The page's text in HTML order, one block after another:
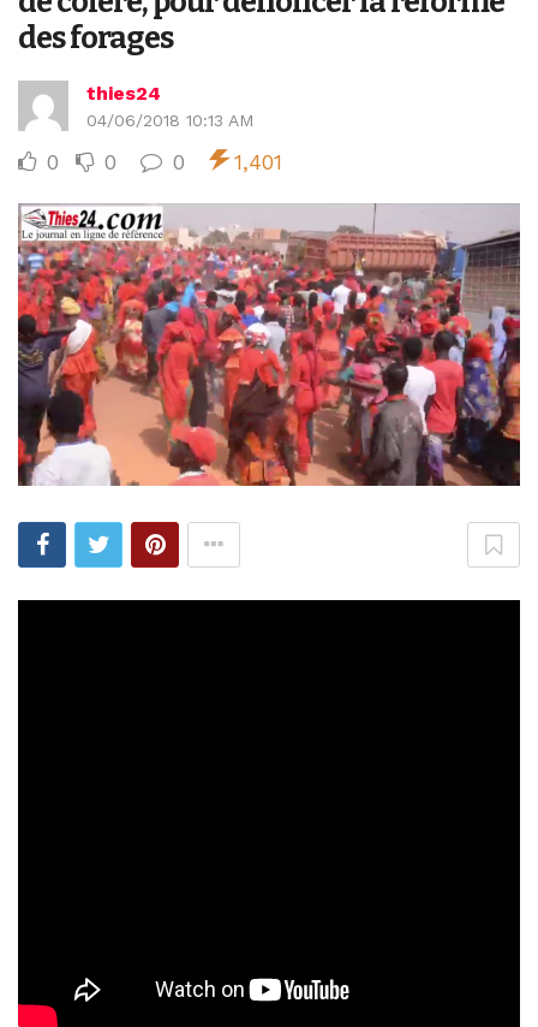
des forages
thies24
04/06/2018 10:13 AM
0 0 0 1,401